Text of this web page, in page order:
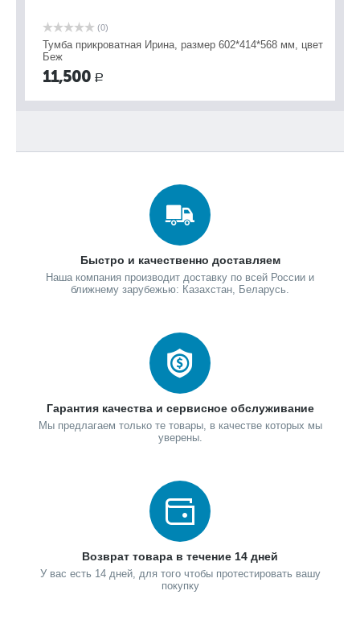
(0)
Тумба прикроватная Ирина, размер 602*414*568 мм, цвет
Беж
11,500 Р
Быстро и качественно доставляем
Наша компания производит доставку по всей России и
ближнему зарубежью: Казахстан, Беларусь.
Гарантия качества и сервисное обслуживание
Мы предлагаем только те товары, в качестве которых мы
уверены.
Возврат товара в течение 14 дней
У вас есть 14 дней, для того чтобы протестировать вашу
покупку